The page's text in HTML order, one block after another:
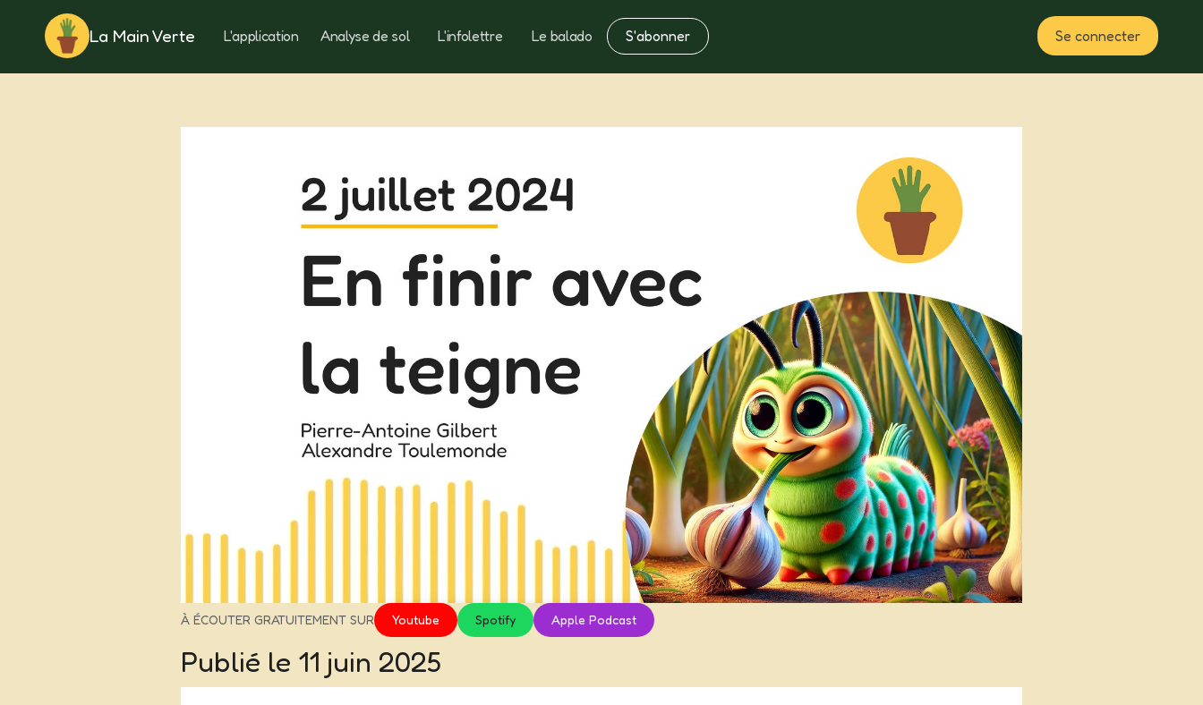
La Main Verte L'application Analyse de sol L'infolettre Le balado S'abonner Se connecter
Rotation Notes Fertilisation Plan
À ÉCOUTER GRATUITEMENT SUR Youtube Spotify Apple Podcast
Publié le 11 juin 2025